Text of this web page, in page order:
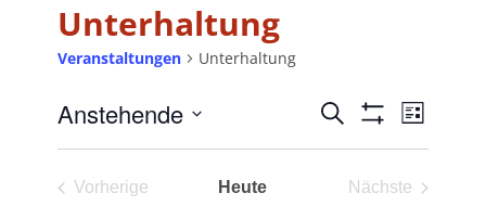
Unterhaltung
Veranstaltungen Unterhaltung
Veranstaltungen
Suche
und
Suche Liste
Anstehende
Datum
Vorherige
Heute
Nächste